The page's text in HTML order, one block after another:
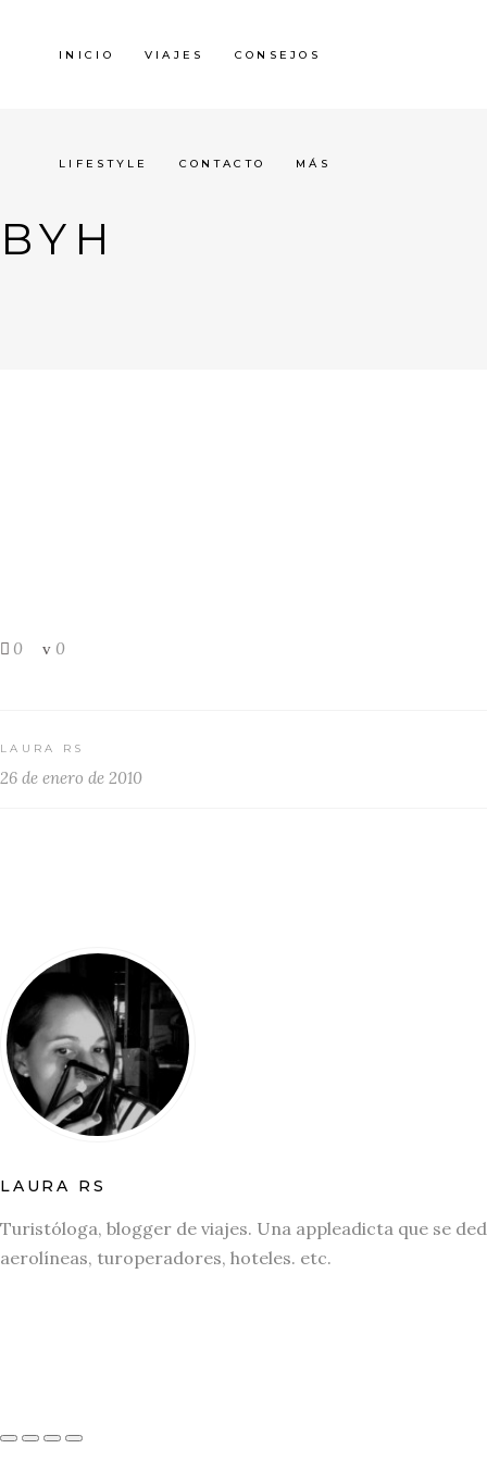
INICIO VIAJES CONSEJOS
LIFESTYLE CONTACTO MÁS
BYH
0 0
LAURA RS
26 de enero de 2010
LAURA RS
Turistóloga, blogger de viajes. Una appleadicta que se
aerolíneas, turoperadores, hoteles. etc.